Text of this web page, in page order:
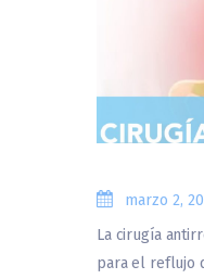
marzo 2,
La cirugía
para el reflujo